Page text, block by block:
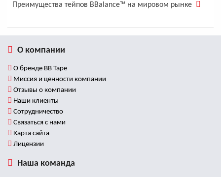
Преимущества тейпов BBalance™ на мировом рынке
О компании
О бренде BB Tape
Миссия и ценности компании
Отзывы о компании
Наши клиенты
Сотрудничество
Связаться с нами
Карта сайта
Лицензии
Наша команда